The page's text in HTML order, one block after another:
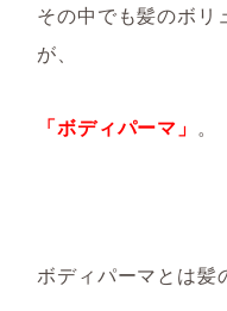
その中でも髪のボリ
が、
「ボディパーマ」 。
ボディパーマとは髪